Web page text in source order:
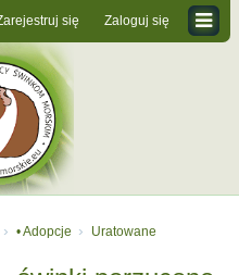
Zaloguj się
się
• Adopcje Uratowane